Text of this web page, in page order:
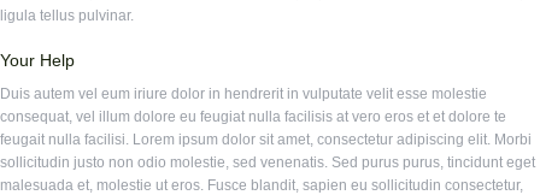
ligula tellus pulvinar.
Your Help
Duis autem vel eum iriure dolor in hendrerit in vulputate velit esse molestie
consequat, vel illum dolore eu feugiat nulla facilisis at vero eros et et dolore te
feugait nulla facilisi. Lorem ipsum dolor sit amet, consectetur adipiscing elit. Morbi
sollicitudin justo non odio molestie, sed venenatis. Sed purus purus, tincidunt eget
malesuada et, molestie ut eros. Fusce blandit, sapien eu sollicitudin consectetur,